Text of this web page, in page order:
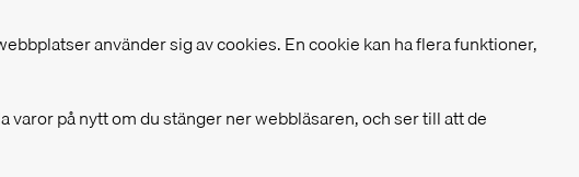
använder sig av cookies. En cookie kan ha flera funktioner,
på nytt om du stänger ner webbläsaren, och ser till att de